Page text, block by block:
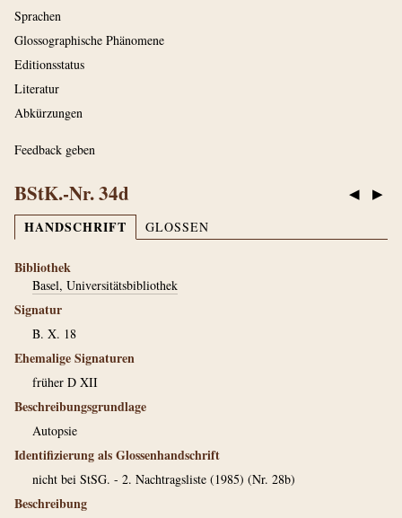
Sprachen
Glossographische Phänomene
Editionsstatus
Literatur
Abkürzungen
Feedback geben
◀ ▶
BStK.-Nr. 34d
HANDSCHRIFT GLOSSEN
Bibliothek
Basel, Universitätsbibliothek
Signatur
B. X. 18
Ehemalige Signaturen
früher D XII
Beschreibungsgrundlage
Autopsie
Identifizierung als Glossenhandschrift
nicht bei StSG. - 2. Nachtragsliste (1985) (Nr. 28b)
Beschreibung